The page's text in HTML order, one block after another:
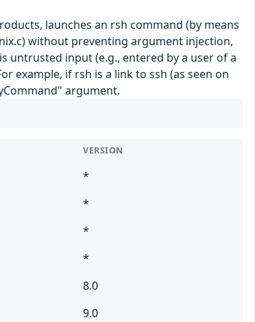
launches an rsh command (by means
without preventing argument injection,
untrusted input (e.g., entered by a user of a
example, if rsh is a link to ssh (as seen on
argument.
VERSION
*
*
*
*
8.0
9.0